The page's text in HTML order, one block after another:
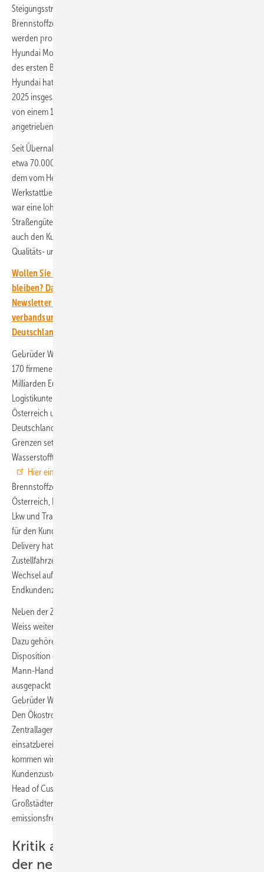
Steigungsstrecken behielt der Elektromotor, der den Strom von einer
Brennstoffzelle bezieht, seine volle Leistung. Mit dem Nutzfahrzeug
werden pro Jahr rund 80 Tonnen an CO
Hyundai Motor lieferte die ersten 10 Exemplare des Xcient Fuel Cell,
des ersten Brennstoffzellen-Lkw der Welt, 2020 in die Schweiz.
Hyundai hat 2020 in diesem Jahr noch 50 Lkw ausgeliefert und will bis
2025 insgesamt 1.600 Einheiten verkaufen. Der Xcient Fuel Cell wird
von einem 190 kW starken Wasserstoff-Brennstoffzellensystem
angetrieben.
Seit Übernahme des 36-Tonner im Januar 2021 legte das Fahrzeug
etwa 70.000 Kilometer zurück. Der Verbrauch lag sogar noch unter
dem vom Hersteller angegebenen Wert. In einem Jahr fiel nur ein
Werkstattbesuch für die technische Überprüfung an. „Die Anschaffung
war eine lohnende Investition in den ressourcenschonenden
Straßengüterverkehr. Der Lkw kommt bei den Fahrern und vor allem
auch den Kunden gut an“, resümiert Peter Waldenberger, Leiter
Qualitäts- und Umweltmanagement bei Gebrüder Weiss.
Wollen Sie über die Mobilitätswende auf dem Laufenden
bleiben? Dann abonnieren Sie einfach den kostenlosen
Newsletter von ERNEUERBARE ENERGIEN – dem größten
verbandsunabhängigen Magazin für erneuerbare Energien in
Deutschland!
Gebrüder Weiss, mit über 7.400 Mitarbeiterinnen und Mitarbeitern,
170 firmeneigenen Standorten und einem Jahresumsatz von 1,77
Milliarden Euro (2020) eines der führenden Transport- und
Logistikunternehmen Europas, plant, Wasserstoff-Lkw künftig auch in
Österreich und Süddeutschland einzusetzen. Förderprogramme in
Deutschland machen den Einsatz nördlich der Alpen attraktiv.
Grenzen setzt höchstens die Verfügbarkeit von
Wasserstofftankstellen, von denen es in der Schweiz schon neun gibt.
Hier ein Video zu dem Wasserstoff-Lkw.
Brennstoffzellen-Lkw hat der Logistiker bereits mehrere Gas-Lkw in
Österreich, Deutschland und Serbien sowie elektrisch angetriebene
Lkw und Transporter im Großraum Wien im Einsatz – unter anderem
für den Kunden IKEA im Bereich Home Delivery. Für die Sparte Home
Delivery hat Gebrüder Weiss 15 neue vollelektrisch angetriebene
Zustellfahrzeuge des Herstellers Quantron im Einsatz. Mit dem
Wechsel auf abgasfreie Fahrzeuge sinken die CO
Endkundenzustellung um jährlich etwa 150 Tonnen.
Neben der Zustellung mit Elektrotransportern übernimmt Gebrüder
Weiss weitere Services mit eigenem Personal direkt im IKEA-Lager.
Dazu gehören unter anderem die Warenentnahme, Beladung und
Disposition der Fahrzeuge. Möbel und Großgeräte werden im 2-
Mann-Handling bei den Endkunden angeliefert und auf Wunsch
ausgepackt und montiert. Etwa 60.000 Sendungen pro Jahr liefert
Gebrüder Weiss mit den neuen E-Fahrzeugen im Großraum Wien aus.
Den Ökostrom beziehen die Fahrzeuge während der Beladung am
Zentrallager. Damit sind die Transporter ohne Zeitverlust sofort
einsatzbereit.
kommen wir unserem Ziel einer weltweiten CO
Kundenzustellung bis 2025 einen Schritt näher“, sagt Claes Lindgren,
Head of Customer Fulfillment IKEA Austria. Wien ist eine von 30
Großstädten weltweit, in welcher IKEA die Zustellung auf
emissionsfreie Fahrzeuge umstellt.
Kritik an der Verkehrswendepolitik
der neuen Bundesregierung